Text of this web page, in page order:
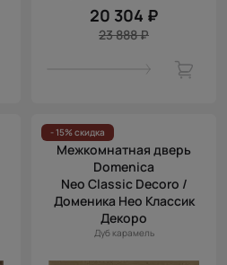
20 304 ₽
23 888 ₽
- 15% скидка
Межкомнатная дверь
Domenica
Neo Classic Decoro /
Доменика Нео Классик
Декоро
Дуб карамель